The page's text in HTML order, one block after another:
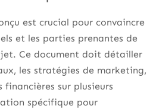
est crucial pour convaincre
et les parties prenantes de
Ce document doit détailler
les stratégies de marketing,
sur plusieurs
spécifique pour